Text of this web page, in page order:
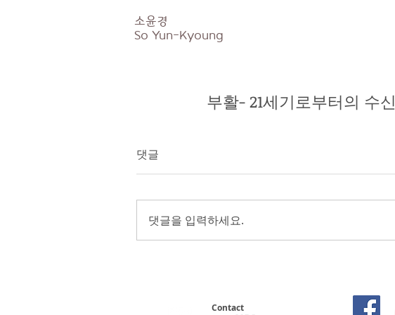
소윤경
So Yun-Kyoung
부활- 21세기로부터의 수신
댓글
댓글을 입력하세요.
Contact